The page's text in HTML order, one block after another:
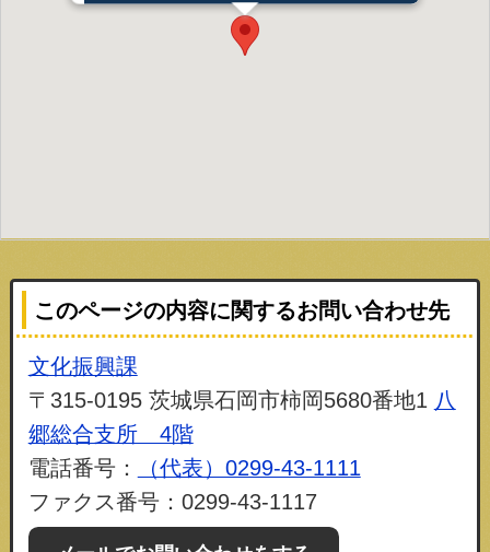
このページの内容に関するお問い合わせ先
文化振興課
〒315-0195 茨城県石岡市柿岡5680番地1 八
郷総合支所 4階
電話番号：
（代表）0299-43-1111
ファクス番号：0299-43-1117